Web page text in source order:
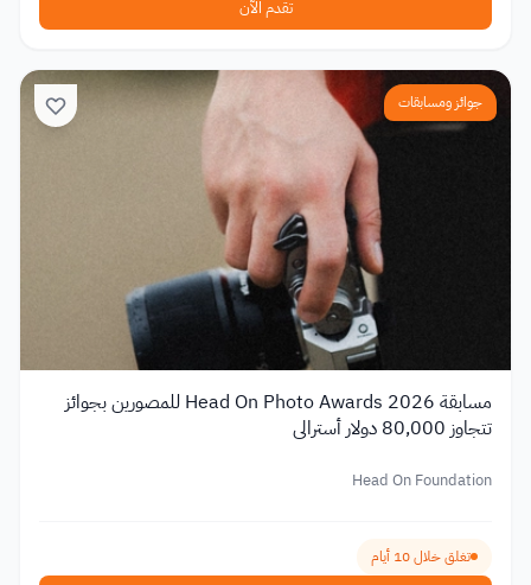
تقدم الآن
جوائز ومسابقات
مسابقة Head On Photo Awards 2026 للمصورين بجوائز
تتجاوز 80,000 دولار أسترالي
Head On Foundation
تغلق خلال 10 أيام